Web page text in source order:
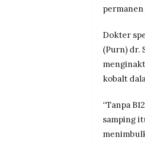
kali
Dokter
(Purn) dr.
kobalt
“Tanpa
samping